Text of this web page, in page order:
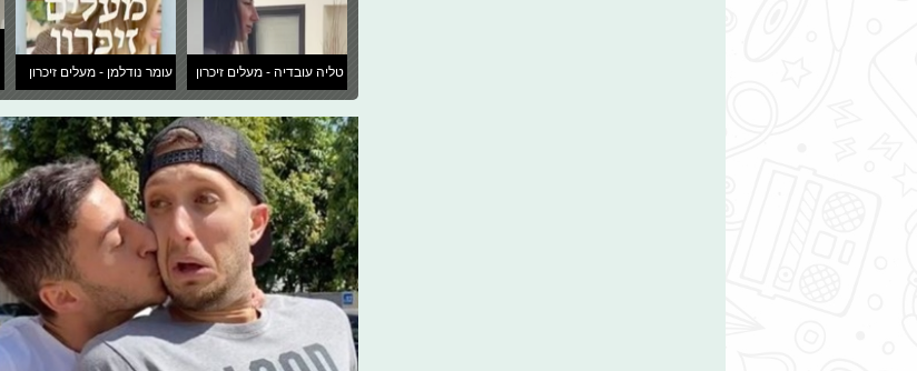
טליה עובדיה - מעלים זיכרון עומר נודלמן - מעלים זיכרון